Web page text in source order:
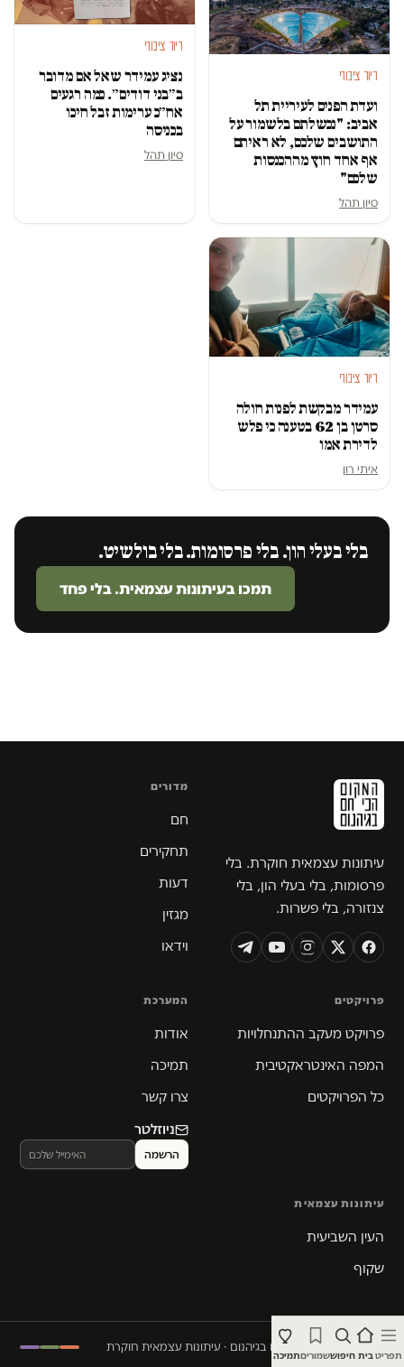
תפריטבית חיפוששמוריםתמיכה
דיור ציבורי
ועדת הפנים לעיריית תל
אביב: "נכשלתם בלשמור על
התושבים שלכם, לא ראיתם
אף אחד חוץ מההכנסות
שלכם"
סיון תהל
דיור ציבורי
נציג עמידר שאל אם מדובר
ב״בני דודים״. כמה רגעים
אח״כ ערימות זבל חיכו
בכניסה
סיון תהל
דיור ציבורי
עמידר מבקשת לפנות חולה
סרטן בן 62 בטענה כי פלש
לדירת אמו
איתי רון
בלי בעלי הון. בלי פרסומות. בלי בולשיט.
תמכו בעיתונות עצמאית. בלי פחד
עיתונות עצמאית חוקרת. בלי
פרסומות, בלי בעלי הון, בלי
צנזורה, בלי פשרות.
מדורים
חם
תחקירים
דעות
מגזין
וידאו
פרויקטים
פרויקט מעקב ההתנחלויות
המפה האינטראקטיבית
כל הפרויקטים
המערכת
אודות
תמיכה
צרו קשר
ניוזלטר
עיתונות עצמאית
העין השביעית
שקוף
© 2026 המקום הכי חם בגיהנום · עיתונות עצמאית חוקרת